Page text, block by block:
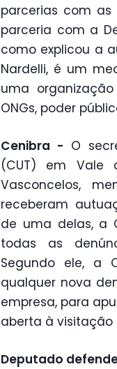
parcerias com as
parceria com a
como explicou a
Nardelli, é um
uma
ONGs, poder
Cenibra - O
(CUT) em Vale
Vasconcelos,
receberam
de uma delas, a
todas as
Segundo ele, a
qualquer nova
empresa, para
aberta à visitação
Deputado